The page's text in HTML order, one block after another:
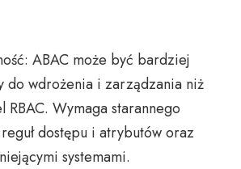
ABAC może być bardziej
do wdrożenia i zarządzania niż
RBAC. Wymaga starannego
dostępu i atrybutów oraz
systemami.